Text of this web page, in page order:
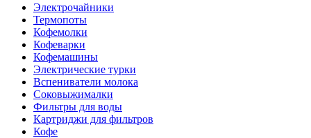
Электрочайники
Термопоты
Кофемолки
Кофеварки
Кофемашины
Электрические турки
Вспениватели молока
Соковыжималки
Фильтры для воды
Картриджи для фильтров
Кофе